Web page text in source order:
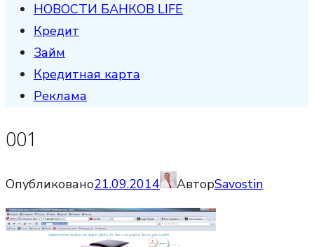
НОВОСТИ БАНКОВ LIFE
Кредит
Займ
Кредитная карта
Реклама
001
Опубликовано21.09.2014 АвторSavostin